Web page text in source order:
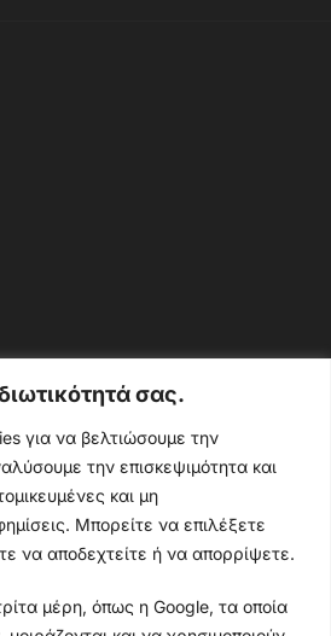
σας.
για να βελτιώσουμε την
την επισκεψιμότητα και
και μη
Μπορείτε να επιλέξετε
να αποδεχτείτε ή να απορρίψετε.
μέρη, όπως η Google, τα οποία